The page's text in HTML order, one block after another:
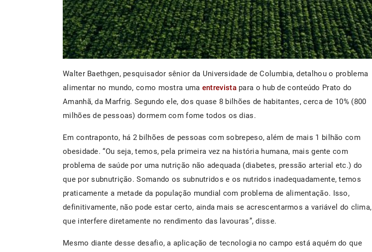
Walter Baethgen, pesquisador sênior da Universidade de Columbia, detalhou o problema
alimentar no mundo, como mostra uma entrevistapara o hub de conteúdo Prato do
Amanhã, da Marfrig. Segundo ele, dos quase 8 bilhões de habitantes, cerca de 10% (800
milhões de pessoas) dormem com fome todos os dias.
Em contraponto, há 2 bilhões de pessoas com sobrepeso, além de mais 1 bilhão com
obesidade. “Ou seja, temos, pela primeira vez na história humana, mais gente com
problema de saúde por uma nutrição não adequada (diabetes, pressão arterial etc.) do
que por subnutrição. Somando os subnutridos e os nutridos inadequadamente, temos
praticamente a metade da população mundial com problema de alimentação. Isso,
definitivamente, não pode estar certo, ainda mais se acrescentarmos a variável do clima,
que interfere diretamente no rendimento das lavouras”, disse.
Mesmo diante desse desafio, a aplicação de tecnologia no campo está aquém do que